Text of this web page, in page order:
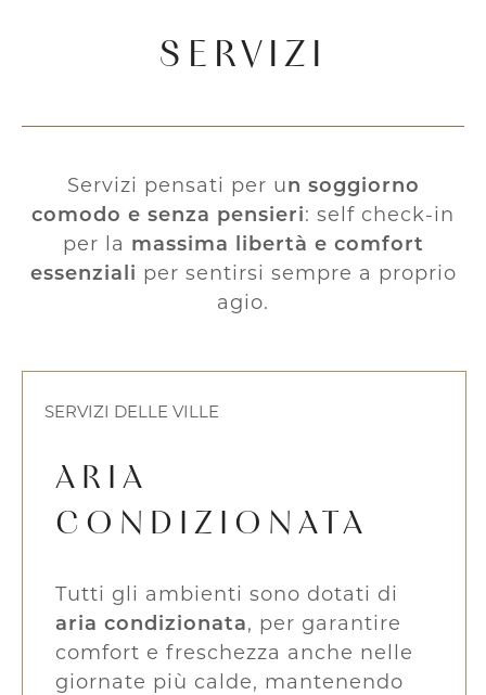
SERVIZI
Servizi pensati per un soggiorno
comodo e senza pensieri: self check-in
per la massima libertà e comfort
essenziali per sentirsi sempre a proprio
agio.
SERVIZI DELLE VILLE
ARIA
CONDIZIONATA
Tutti gli ambienti sono dotati di
aria condizionata, per garantire
comfort e freschezza anche nelle
giornate più calde, mantenendo